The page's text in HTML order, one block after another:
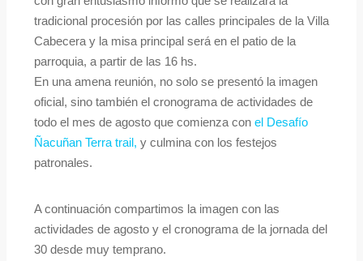
tradicional procesión por las calles principales de la Villa
Cabecera y la misa principal será en el patio de la
parroquia, a partir de las 16 hs.
En una amena reunión, no solo se presentó la imagen
oficial, sino también el cronograma de actividades de
todo el mes de agosto que comienza con el Desafío
Ñacuñan Terra trail, y culmina con los festejos
patronales.
A continuación compartimos la imagen con las
actividades de agosto y el cronograma de la jornada del
30 desde muy temprano.